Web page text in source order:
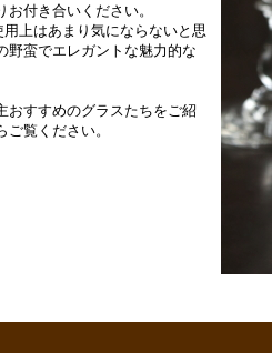
付き合いください。
上はあまり気にならないと思
野蛮でエレガントな魅力的な
おすすめのグラスたちをご紹
覧ください。